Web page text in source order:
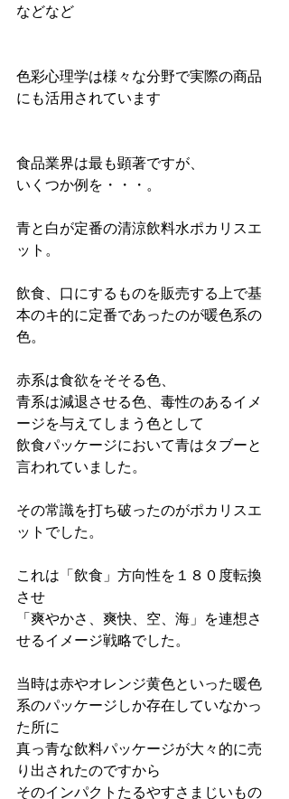
などなど
色彩心理学は様々な分野で実際の商品
にも活用されています
食品業界は最も顕著ですが、
いくつか例を・・・。
青と白が定番の清涼飲料水ポカリスエ
ット。
飲食、口にするものを販売する上で基
本のキ的に定番であったのが暖色系の
色。
赤系は食欲をそそる色、
青系は減退させる色、毒性のあるイメ
ージを与えてしまう色として
飲食パッケージにおいて青はタブーと
言われていました。
その常識を打ち破ったのがポカリスエ
ットでした。
これは「飲食」方向性を１８０度転換
させ
「爽やかさ、爽快、空、海」を連想さ
せるイメージ戦略でした。
当時は赤やオレンジ黄色といった暖色
系のパッケージしか存在していなかっ
た所に
真っ青な飲料パッケージが大々的に売
り出されたのですから
そのインパクトたるやすさまじいもの